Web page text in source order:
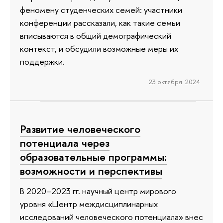
феномену студенческих семей: участники
конференции рассказали, как такие семьи
вписываются в общий демографический
контекст, и обсудили возможные меры их
поддержки.
23 октября 2024
Развитие человеческого
потенциала через
образовательные программы:
возможности и перспективы
В 2020–2023 гг. научный центр мирового
уровня «Центр междисциплинарных
исследований человеческого потенциала» внес